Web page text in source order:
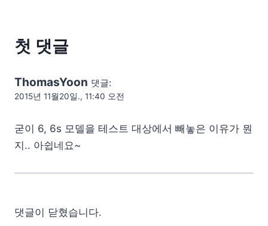
첫 댓글
ThomasYoon 댓글:
2015년 11월20일., 11:40 오전
굳이 6, 6s 모델을 테스트 대상에서 빼놓은 이유가 뭔
지.. 아쉽네요~
댓글이 닫혔습니다.